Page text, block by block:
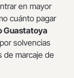
en mayor
cuánto pagar
Guastatoya
solvencias
de marcaje de